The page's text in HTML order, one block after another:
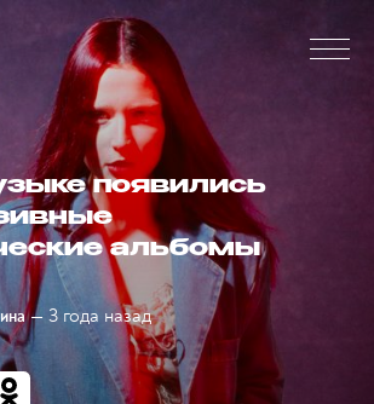
появились
альбомы
— 3 года назад